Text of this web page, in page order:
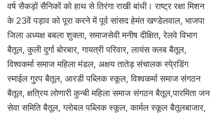
वर्ष सैकड़ों सैनिकों को हाथ से तिरंगा राखी बांधी। राष्ट्र रक्षा मिशन
के 23वें पड़ाव को पूरा करने में पूर्व सांसद हेमंत खण्डेलवाल, भाजपा
जिला अध्यक्ष बबला शुक्ला, समाजसेवी मनीष दीक्षित, रेलवे विभाग
बैतूल, कुली दुर्गा बोरबार, गायत्री परिवार, लायंस क्लब बैतूल,
विश्वकर्मा समाज महिला मंडल, अक्षय तातेड़ संचालक स्पे्रडिंग
स्माईल गु्रप बैतूल, आरडी पब्लिक स्कूल, विश्वकर्मा समाज संगठन
बैतूल, क्षत्रिय लोणारी कुन्बी महिला समाज संगठन बैतूल,पारमिता जन
सेवा समिति बैतूल, ग्लोबल पब्लिक स्कूल, कार्मल स्कूल बैतूलबाजार,